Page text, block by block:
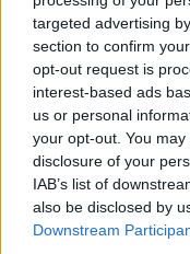
targeted advertising
section to confirm
opt-out request is
interest-based ads
us or personal
your opt-out. You
disclosure of your
IAB’s list of
also be disclosed by
Downstream
Древен храм
откриха под
Полша
07.08.2026 / 16:00